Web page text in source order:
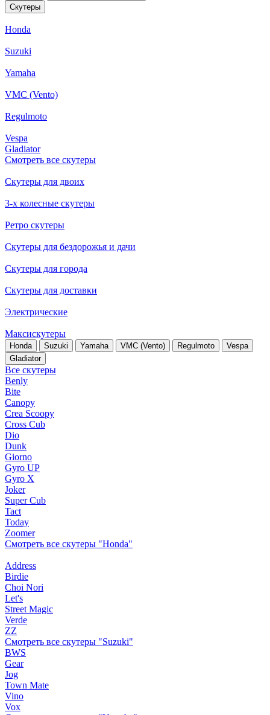
Скутеры
Honda
Suzuki
Yamaha
VMC (Vento)
Regulmoto
Vespa
Gladiator
Смотреть все скутеры
Скутеры для двоих
3-х колесные скутеры
Ретро скутеры
Скутеры для бездорожья и дачи
Скутеры для города
Скутеры для доставки
Электрические
Максискутеры
Honda Suzuki Yamaha VMC (Vento) Regulmoto
Vespa
Gladiator
Все скутеры
Benly
Bite
Canopy
Crea Scoopy
Cross Cub
Dio
Dunk
Giorno
Gyro UP
Gyro X
Joker
Super Cub
Tact
Today
Zoomer
Смотреть все скутеры "Honda"
Address
Birdie
Choi Nori
Let's
Street Magic
Verde
ZZ
Смотреть все скутеры "Suzuki"
BWS
Gear
Jog
Town Mate
Vino
Vox